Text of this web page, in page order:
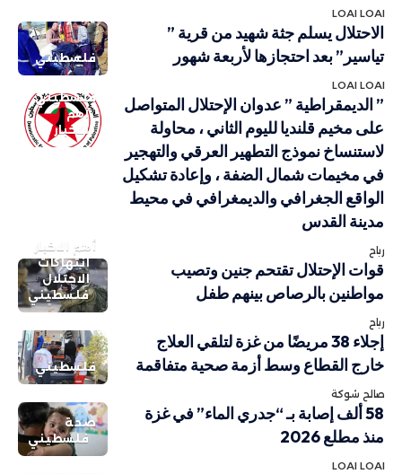
LOAI LOAI
فلسطيني
الاحتلال يسلم جثة شهيد من قرية ”
تياسير” بعد احتجازها لأربعة شهور
LOAI LOAI
فلسطيني
أهم
الاخبار
” الديمقراطية ” عدوان الإحتلال المتواصل
على مخيم قلنديا لليوم الثاني ، محاولة
لاستنساخ نموذج التطهير العرقي والتهجير
في مخيمات شمال الضفة ، وإعادة تشكيل
الواقع الجغرافي والديمغرافي في محيط
مدينة القدس
رباح
أهم الاخبار
انتهاكات
الاحتلال
فلسطيني
قوات الإحتلال تقتحم جنين وتصيب
مواطنين بالرصاص بينهم طفل
رباح
فلسطيني
إجلاء 38 مريضًا من غزة لتلقي العلاج
خارج القطاع وسط أزمة صحية متفاقمة
صالح شوكة
صحة
فلسطيني
58 ألف إصابة بـ “جدري الماء” في غزة
منذ مطلع 2026
LOAI LOAI